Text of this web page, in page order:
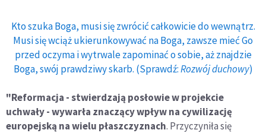
Kto szuka Boga, musi się zwrócić całkowicie do wewnątrz.
Musi się wciąż ukierunkowywać na Boga, zawsze mieć Go
przed oczyma i wytrwale zapominać o sobie, aż znajdzie
Boga, swój prawdziwy skarb. (Sprawdź:Rozwój duchowy)
"Reformacja - stwierdzają posłowie w projekcie
uchwały - wywarła znaczący wpływ na cywilizację
europejską na wielu płaszczyznach. Przyczyniła się